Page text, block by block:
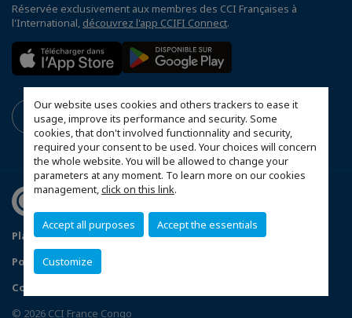
Our website uses cookies and others trackers to ease it
usage, improve its performance and security. Some
cookies, that don't involved functionnality and security,
required your consent to be used. Your choices will concern
the whole website. You will be allowed to change your
parameters at any moment. To learn more on our cookies
management,click on this link.
Accept all purposes Accept the essentials
Customize
Réservée exclusivement aux membres des CCI Françaises à
l'International, découvrez l'app CCIFI Connect.
Plan du site
Mentions légales
Politique de confidentialité
Configurer vos préférences cookies
© 2026 CCI France Congo